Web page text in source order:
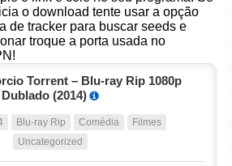
o download tente usar a opção
de tracker para buscar seeds e
troque a porta usada no
Torrent – Blu-ray Rip 1080p
Dublado (2014)
Blu-ray Rip Comédia
Filmes
Uncategorized